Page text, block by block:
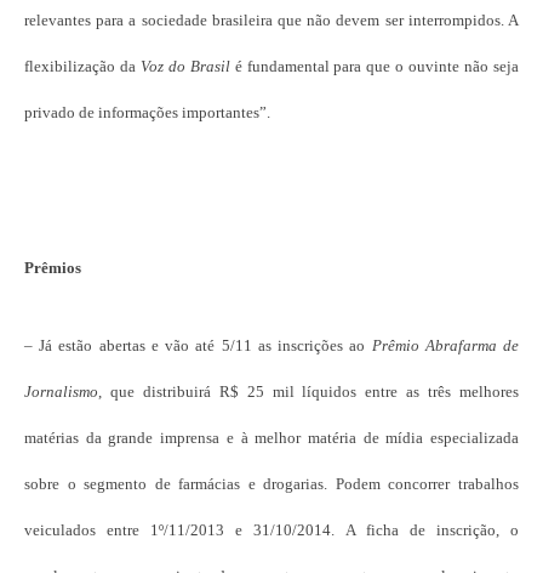
relevantes para a sociedade brasileira que não devem ser interrompidos. A
flexibilização da Voz do Brasilé fundamental para que o ouvinte não seja
privado de informações importantes”.
Prêmios
– Já estão abertas e vão até 5/11 as inscrições ao Prêmio Abrafarma de
Jornalismo , que distribuirá R$ 25 mil líquidos entre as três melhores
matérias da grande imprensa e à melhor matéria de mídia especializada
sobre o segmento de farmácias e drogarias. Podem concorrer trabalhos
veiculados entre 1º/11/2013 e 31/10/2014. A ficha de inscrição, o